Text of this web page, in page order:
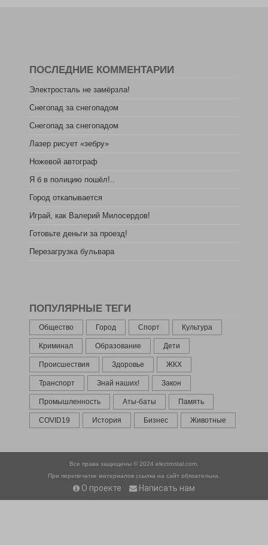
ПОСЛЕДНИЕ КОММЕНТАРИИ
Электросталь не замёрзла!
Снегопад за снегопадом
Снегопад за снегопадом
Лазер рисует «зебру»
Ножевой автограф
Я б в полицию пошёл!..
Город откапывается
Играй, как Валерий Милосердов!
Готовьте деньги за проезд!
Перезагрузка бульвара
ПОПУЛЯРНЫЕ ТЕГИ
Общество Город Спорт Культура
Криминал Образование Дети
Происшествия Здоровье ЖКХ
Транспорт Знай наших! Закон
Промышленность Аты-баты Память
COVID19 История Бизнес Животные
Все права защищены © 2024 electrostal.com.
При перепечатке материалов ссылка на сайт обязательна.
О проекте Написать нам